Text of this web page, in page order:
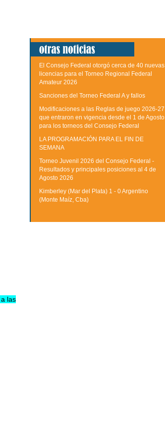
las
El Consejo Federal otorgó cerca de 40 nuevas
licencias para el Torneo Regional Federal
Amateur 2026
Sanciones del Torneo Federal A y fallos
Modificaciones a las Reglas de juego 2026-27
que entraron en vigencia desde el 1 de Agosto
para los torneos del Consejo Federal
LA PROGRAMACIÓN PARA EL FIN DE
SEMANA
Torneo Juvenil 2026 del Consejo Federal -
Resultados y principales posiciones al 4 de
Agosto 2026
Kimberley (Mar del Plata) 1 - 0 Argentino
(Monte Maíz, Cba)